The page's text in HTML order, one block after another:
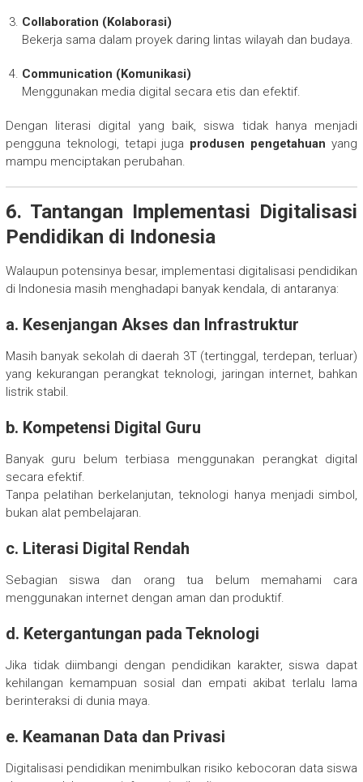
Collaboration (Kolaborasi)
Bekerja sama dalam proyek daring lintas wilayah dan budaya.
Communication (Komunikasi)
Menggunakan media digital secara etis dan efektif.
Dengan literasi digital yang baik, siswa tidak hanya menjadi
pengguna teknologi, tetapi juga produsen pengetahuan yang
mampu menciptakan perubahan.
6. Tantangan Implementasi Digitalisasi
Pendidikan di Indonesia
Walaupun potensinya besar, implementasi digitalisasi pendidikan
di Indonesia masih menghadapi banyak kendala, di antaranya:
a. Kesenjangan Akses dan Infrastruktur
Masih banyak sekolah di daerah 3T (tertinggal, terdepan, terluar)
yang kekurangan perangkat teknologi, jaringan internet, bahkan
listrik stabil.
b. Kompetensi Digital Guru
Banyak guru belum terbiasa menggunakan perangkat digital
secara efektif.
Tanpa pelatihan berkelanjutan, teknologi hanya menjadi simbol,
bukan alat pembelajaran.
c. Literasi Digital Rendah
Sebagian siswa dan orang tua belum memahami cara
menggunakan internet dengan aman dan produktif.
d. Ketergantungan pada Teknologi
Jika tidak diimbangi dengan pendidikan karakter, siswa dapat
kehilangan kemampuan sosial dan empati akibat terlalu lama
berinteraksi di dunia maya.
e. Keamanan Data dan Privasi
Digitalisasi pendidikan menimbulkan risiko kebocoran data siswa